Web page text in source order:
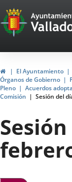
Portal
Web
del
de
Valladolid
HomeEl Ayuntamiento
Órganos de Gobierno
Pleno
Acuerdos
Comisión
Sesión del